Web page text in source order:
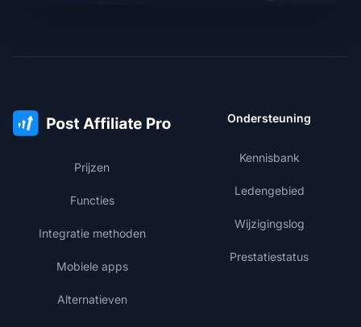
Prijzen
Functies
Integratie methoden
Mobiele apps
Alternatieven
Ondersteuning
Kennisbank
Ledengebied
Wijzigingslog
Prestatiestatus